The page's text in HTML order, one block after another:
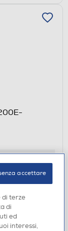
di terze
di
ed
interessi,
accettare